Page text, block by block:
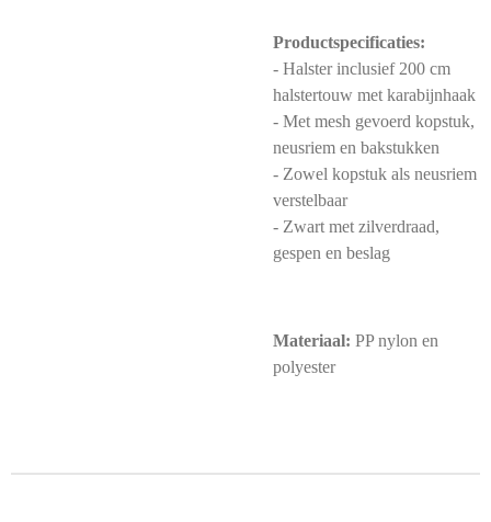
Productspecificaties:
- Halster inclusief 200 cm
halstertouw met karabijnhaak
- Met mesh gevoerd kopstuk,
neusriem en bakstukken
- Zowel kopstuk als neusriem
verstelbaar
- Zwart met zilverdraad,
gespen en beslag
Materiaal: PP nylon en
polyester